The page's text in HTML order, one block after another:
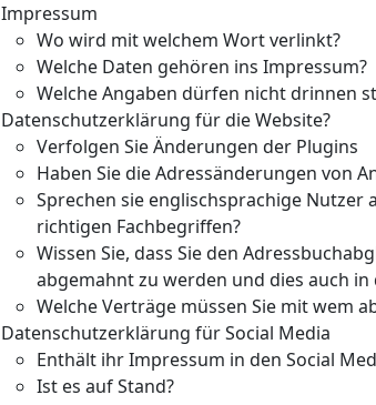
Impressum
Wo wird mit welchem Wort verlinkt?
Welche Daten gehören ins Impressum?
Welche Angaben dürfen nicht drinnen
Datenschutzerklärung für die Website?
Verfolgen Sie Änderungen der Plugins
Haben Sie die Adressänderungen von
Sprechen sie englischsprachige
richtigen Fachbegriffen?
Wissen Sie, dass Sie den
abgemahnt zu werden und dies auch
Welche Verträge müssen Sie mit wem
Datenschutzerklärung für Social Media
Enthält ihr Impressum in den Social
Ist es auf Stand?